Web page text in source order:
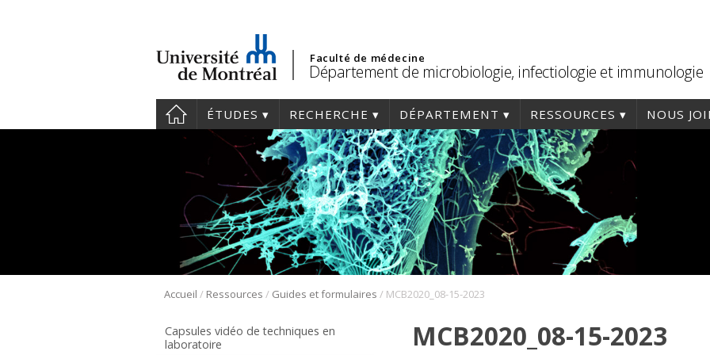
Faculté de médecine
Département de microbiologie, infectiologie et immunologie
ÉTUDES RECHERCHE DÉPARTEMENT RESSOURCES NOUS
Accueil / Ressources / Guides et formulaires / MCB2020_08-15-2023
Capsules vidéo de techniques en
laboratoire
MCB2020_08-15-2023